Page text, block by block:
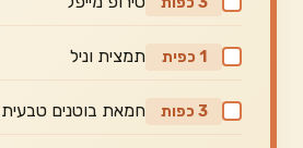
1 כפית תמצית וניל
3 כפות חמאת בוטנים טבעית